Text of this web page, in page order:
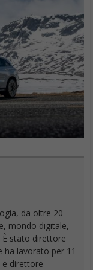
da oltre 20
mondo digitale,
stato direttore
ha lavorato per 11
e direttore